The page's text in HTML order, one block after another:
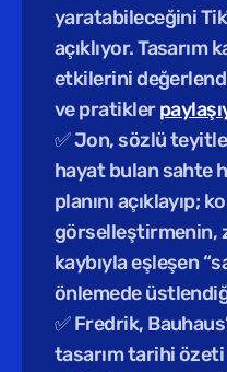
yaratabileceğini
açıklıyor. Tasarım
etkilerini
ve pratikler
✅ Jon, sözlü
hayat bulan sahte
planını açıklayıp;
görselleştirmenin,
kaybıyla eşleşen
önlemede
✅ Fredrik,
tasarım tarihi özeti